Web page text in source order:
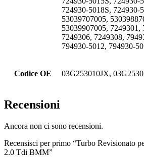
724930-5018S, 724930-
53039707005,
53039907005, 7249301,
7249306, 7249308,
794930-5012, 794930-
Codice OE 03G253010JX,
Recensioni
Ancora non ci sono recensioni.
Recensisci per primo “Turbo Revisionato
2.0 Tdi BMM”